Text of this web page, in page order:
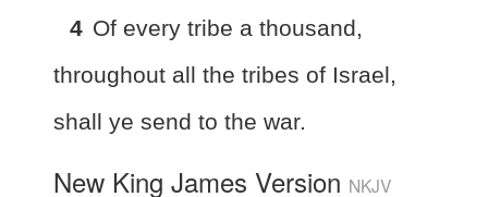
4 Of every tribe a thousand,
throughout all the tribes of Israel,
shall ye send to the war.
New King James Version NKJV